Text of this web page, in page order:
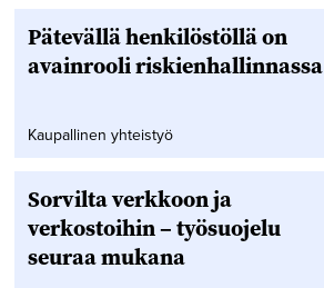
Pätevällä henkilöstöllä on
avainrooli riskienhallinnassa
Kaupallinen yhteistyö
Sorvilta verkkoon ja
verkostoihin – työsuojelu
seuraa mukana